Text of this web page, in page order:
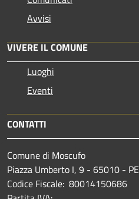
Avvisi
VIVERE IL COMUNE
Luoghi
Eventi
CONTATTI
Comune di Moscufo
Piazza Umberto I, 9 - 65010 - PE
Codice Fiscale: 80014150686